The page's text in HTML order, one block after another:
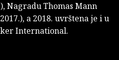
Nagradu Thomas Mann
a 2018. uvrštena je i u
International.